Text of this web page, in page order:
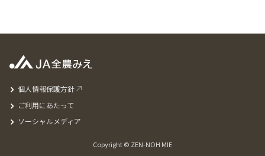
Copyright © ZEN-NOH MIE
個人情報保護方針
ご利用にあたって
ソーシャルメディア